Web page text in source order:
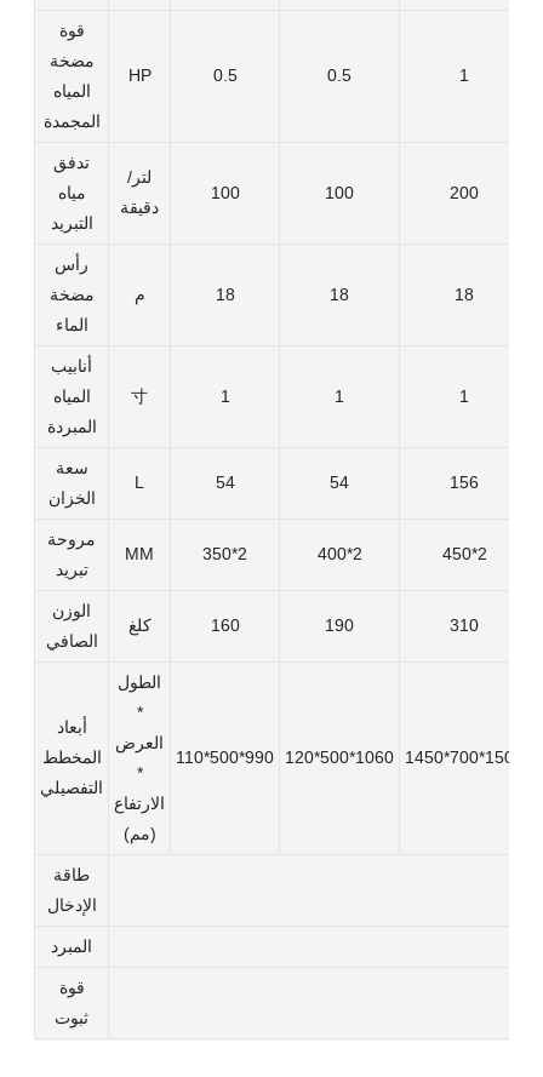
قوة
مضخة
المياه
المجمدة
HP 0.5 0.5 1
تدفق
مياه
التبريد
لتر/
دقيقة
100 100 200
رأس
مضخة
الماء
م 18 18 18
أنابيب
المياه
المبردة
寸 1 1 1
سعة
الخزان
L 54 54 156
مروحة
تبريد
MM 350*2 400*2 450*2
الوزن
الصافي
كلغ 160 190 310
أبعاد
المخطط
التفصيلي
الطول
*
العرض
*
الارتفاع
(مم)
110*500*990 120*500*1060 1450*700*1500
طاقة
الإدخال
المبرد
قوة
ثبوت